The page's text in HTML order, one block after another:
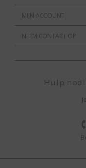
MIJN ACCOUNT
NEEM CONTACT OP
Hulp